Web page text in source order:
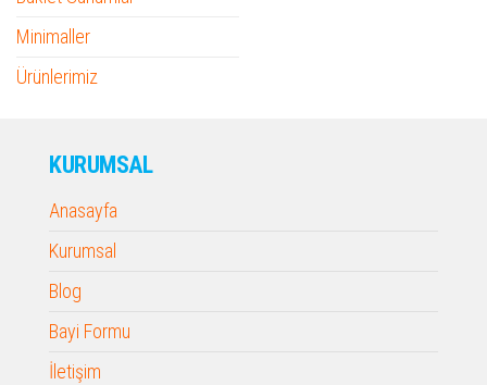
Minimaller
Ürünlerimiz
KURUMSAL
Anasayfa
Kurumsal
Blog
Bayi Formu
İletişim